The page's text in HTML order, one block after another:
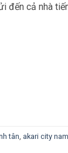
đến cả nhà
tân akari city